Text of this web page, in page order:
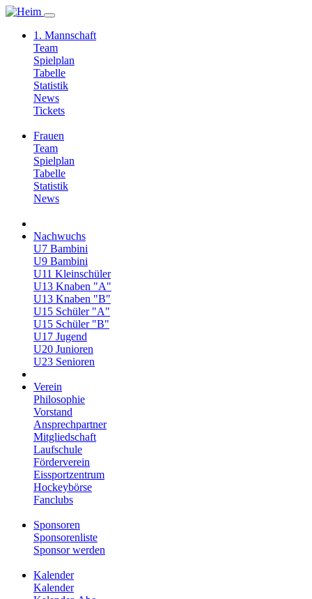
1. Mannschaft
Team
Spielplan
Tabelle
Statistik
News
Tickets
Frauen
Team
Spielplan
Tabelle
Statistik
News
Nachwuchs
U7 Bambini
U9 Bambini
U11 Kleinschüler
U13 Knaben "A"
U13 Knaben "B"
U15 Schüler "A"
U15 Schüler "B"
U17 Jugend
U20 Junioren
U23 Senioren
Verein
Philosophie
Vorstand
Ansprechpartner
Mitgliedschaft
Laufschule
Förderverein
Eissportzentrum
Hockeybörse
Fanclubs
Sponsoren
Sponsorenliste
Sponsor werden
Kalender
Kalender